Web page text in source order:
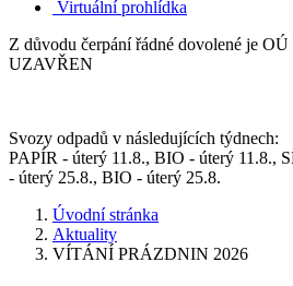
Virtuální prohlídka
Z důvodu čerpání řádné dovolené je
UZAVŘEN
Svozy odpadů v následujících týdnech:
PAPÍR - úterý 11.8., BIO - úterý 11.8.,
- úterý 25.8., BIO - úterý 25.8.
Úvodní stránka
Aktuality
VÍTÁNÍ PRÁZDNIN 2026